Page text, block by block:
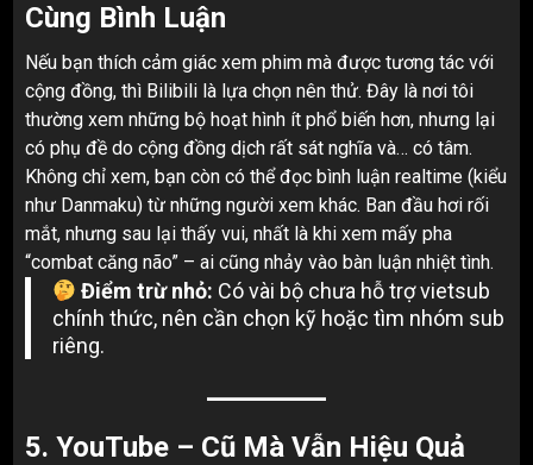
Cùng Bình Luận
Nếu bạn thích cảm giác xem phim mà được tương tác với
cộng đồng, thì Bilibili là lựa chọn nên thử. Đây là nơi tôi
thường xem những bộ hoạt hình ít phổ biến hơn, nhưng lại
có phụ đề do cộng đồng dịch rất sát nghĩa và… có tâm.
Không chỉ xem, bạn còn có thể đọc bình luận realtime (kiểu
như Danmaku) từ những người xem khác. Ban đầu hơi rối
mắt, nhưng sau lại thấy vui, nhất là khi xem mấy pha
“combat căng não” – ai cũng nhảy vào bàn luận nhiệt tình.
Điểm trừ nhỏ: Có vài bộ chưa hỗ trợ vietsub
chính thức, nên cần chọn kỹ hoặc tìm nhóm sub
riêng.
5. YouTube – Cũ Mà Vẫn Hiệu Quả